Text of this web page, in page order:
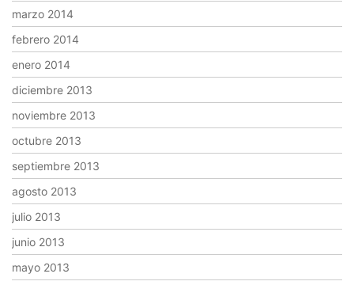
marzo 2014
febrero 2014
enero 2014
diciembre 2013
noviembre 2013
octubre 2013
septiembre 2013
agosto 2013
julio 2013
junio 2013
mayo 2013